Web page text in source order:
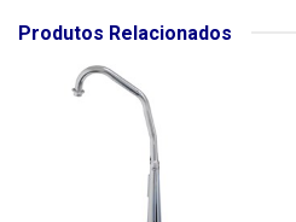
Produtos Relacionados